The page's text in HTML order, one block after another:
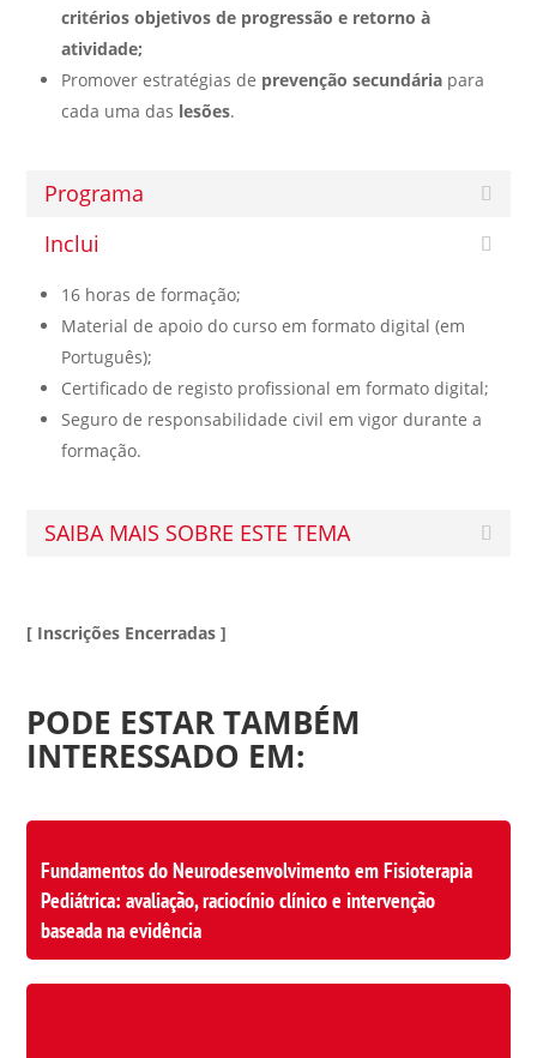
critérios objetivos de progressão e retorno à
atividade;
Promover estratégias de prevenção secundária para
cada uma das lesões.
Programa
Inclui
16 horas de formação;
Material de apoio do curso em formato digital (em
Português);
Certificado de registo profissional em formato digital;
Seguro de responsabilidade civil em vigor durante a
formação.
SAIBA MAIS SOBRE ESTE TEMA
[ Inscrições Encerradas ]
PODE ESTAR TAMBÉM
INTERESSADO EM:
Fundamentos do Neurodesenvolvimento em Fisioterapia
Pediátrica: avaliação, raciocínio clínico e intervenção
baseada na evidência